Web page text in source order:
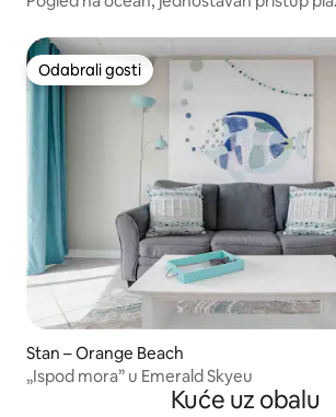
Odabrali gosti
Odabrali gosti
Stan – Orange Beach
„Ispod mora” u Emerald Skyeu
Kuće uz obalu